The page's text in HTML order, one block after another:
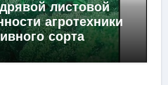
листовой
агротехники
сорта